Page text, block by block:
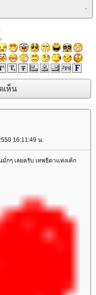
16:11:49 น.
มั่กๆ เลยครับ เทพธิดาแห่งเค้ก